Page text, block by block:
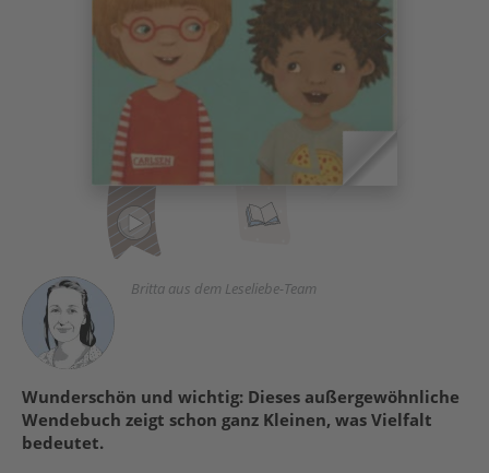
Britta aus dem Leseliebe-Team
Wunderschön und wichtig: Dieses außergewöhnliche
Wendebuch zeigt schon ganz Kleinen, was Vielfalt
bedeutet.